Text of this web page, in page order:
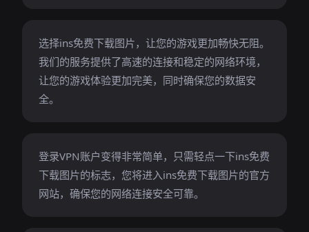
选择ins免费下载图片，让您的游戏更加畅快无阻。
我们的服务提供了高速的连接和稳定的网络环境，
让您的游戏体验更加完美，同时确保您的数据安
全。
登录VPN账户变得非常简单，只需轻点一下ins免费
下载图片的标志，您将进入ins免费下载图片的官方
网站，确保您的网络连接安全可靠。